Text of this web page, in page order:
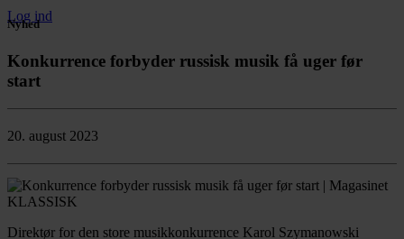
Log ind
Nyhed
Konkurrence forbyder russisk musik få uger før
start
20. august 2023
Direktør for den store musikkonkurrence Karol Szymanowski